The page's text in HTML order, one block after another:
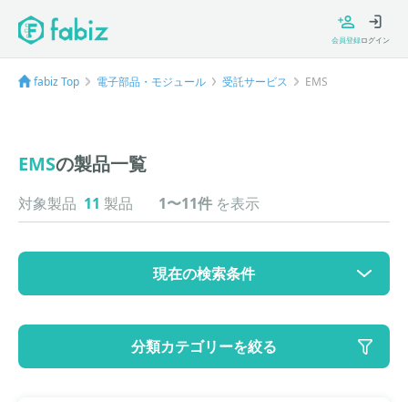
会員登録ログイン
fabiz Top 電子部品・モジュール 受託サービス EMS
EMSの製品一覧
対象製品 11 製品 1〜11件 を表示
現在の検索条件
大カテゴリ: 電子部品・モジュール分類カテゴリーを絞る